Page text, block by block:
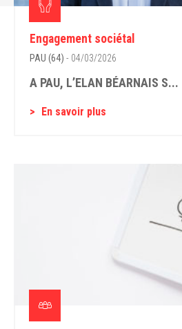
Engagement sociétal
PAU (64) - 04/03/2026
A PAU, L’ELAN BÉARNAIS S...
En savoir plus